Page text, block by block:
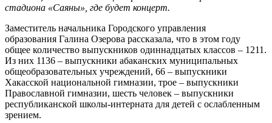
стадиона «Саяны», где будет концерт.
Заместитель начальника Городского управления
образования Галина Озерова рассказала, что в этом году
общее количество выпускников одиннадцатых классов – 1211.
Из них 1136 – выпускники абаканских муниципальных
общеобразовательных учреждений, 66 – выпускники
Хакасской национальной гимназии, трое – выпускники
Православной гимназии, шесть человек – выпускники
республиканской школы-интерната для детей с ослабленным
зрением.